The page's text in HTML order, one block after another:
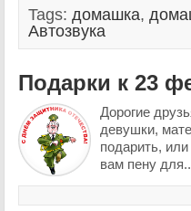
Tags: домашка,
Автозвука
Подарки к 23
Дорогие
девушки,
подарить,
вам пену